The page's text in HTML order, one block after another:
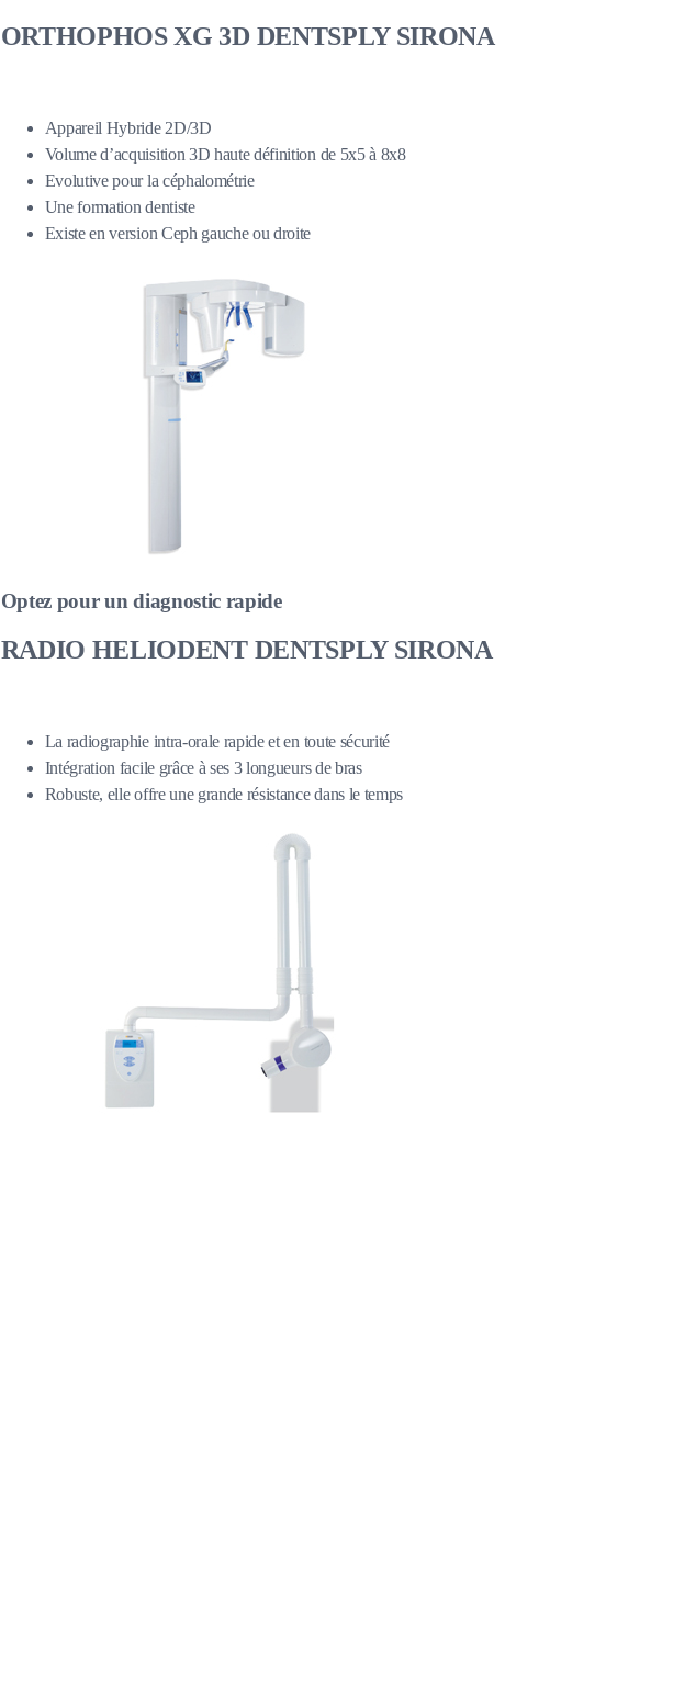
ORTHOPHOS XG 3D DENTSPLY SIRONA
Appareil Hybride 2D/3D
Volume d’acquisition 3D haute définition de 5x5 à 8x8
Evolutive pour la céphalométrie
Une formation dentiste
Existe en version Ceph gauche ou droite
Optez pour un diagnostic rapide
RADIO HELIODENT DENTSPLY SIRONA
La radiographie intra-orale rapide et en toute sécurité
Intégration facile grâce à ses 3 longueurs de bras
Robuste, elle offre une grande résistance dans le temps